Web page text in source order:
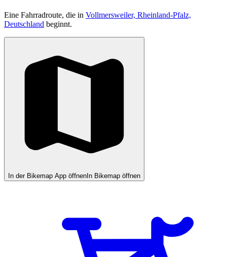
Eine Fahrradroute, die in Vollmersweiler, Rheinland-Pfalz,
Deutschland beginnt.
In der Bikemap App öffnen In Bikemap öffnen